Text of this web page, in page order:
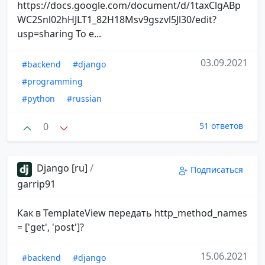
https://docs.google.com/document/d/1taxClgABp
WC2Snl02hHJLT1_82H18Msv9gszvl5Jl30/edit?
usp=sharing То е...
#backend
#django
#programming
#python
#russian
03.09.2021
0 51 ответов
Django [ru] /
garrip91
Подписаться
Как в TemplateView передать http_method_names
= ['get', 'post']?
#backend
#django
15.06.2021